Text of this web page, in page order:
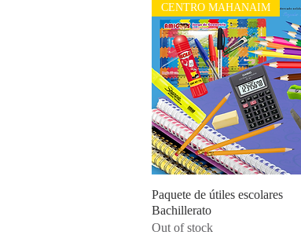
Quick View
CENTRO MAHANAIM
Paquete de útiles escolares
Bachillerato
Out of stock